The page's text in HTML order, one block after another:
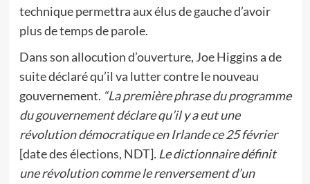
technique permettra aux élus de gauche d’avoir
plus de temps de parole.
Dans son allocution d’ouverture, Joe Higgins a de
suite déclaré qu’il va lutter contre le nouveau
gouvernement. “La première phrase du programme
du gouvernement déclare qu’il y a eut une
révolution démocratique en Irlande ce 25 février
[date des élections, NDT]. Le dictionnaire définit
une révolution comme le renversement d’un